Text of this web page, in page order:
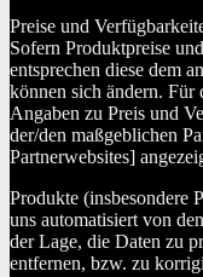
Preise und
Sofern Produktpreise
entsprechen diese dem
können sich ändern. Für
Angaben zu Preis und
der/den maßgeblichen
Partnerwebsites]
Produkte (insbesondere
uns automatisiert von
der Lage, die Daten zu
entfernen, bzw. zu